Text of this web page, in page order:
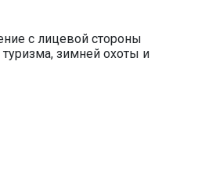
с лицевой стороны
зимней охоты и